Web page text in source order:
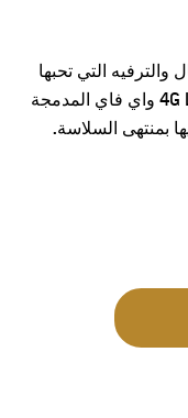
التي تحبها
واي فاي المدمجة
بمنتهى السلاسة.